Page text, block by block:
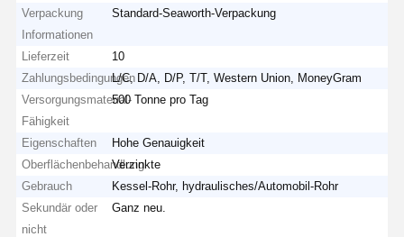
Verpackung
Informationen
Standard-Seaworth-Verpackung
Lieferzeit
10
ZahlungsbedingungenL/C, D/A, D/P, T/T, Western Union, MoneyGram
Versorgungsmaterial-
Fähigkeit
500 Tonne pro Tag
Eigenschaften
Hohe Genauigkeit
Oberflächenbehandlung
Verzinkte
Gebrauch
Kessel-Rohr, hydraulisches/Automobil-Rohr
Sekundär oder
nicht
Ganz neu.